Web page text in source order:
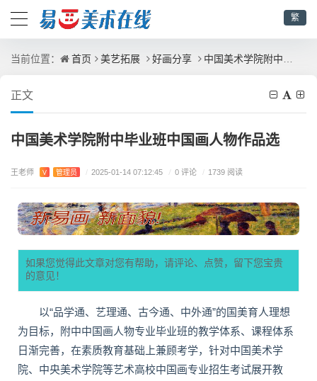
繁
当前位置： 首页 美艺拓展 好画分享 中国美术学院附中毕业班中国画人物作品选
正文
中国美术学院附中毕业班中国画人物作品选
王老师 V 管理员 / 2025-01-14 07:12:45 / 0 评论 / 1739 阅读
如果您觉得此文章对您有帮助，请评论、点赞，留下您宝贵
的意见！
以“品学通、艺理通、古今通、中外通”的国美育人理想
为目标，附中中国画人物专业毕业班的教学体系、课程体系
日渐完善，在素质教育基础上兼顾考学，针对中国美术学
院、中央美术学院等艺术高校中国画专业招生考试展开教